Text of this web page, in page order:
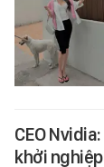
CEO
khởi